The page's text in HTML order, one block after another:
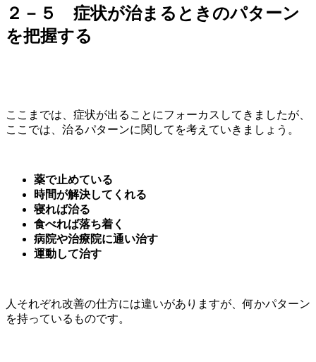
２－５ 症状が治まるときのパターン
を把握する
ここまでは、症状が出ることにフォーカスしてきましたが、
ここでは、治るパターンに関してを考えていきましょう。
薬で止めている
時間が解決してくれる
寝れば治る
食べれば落ち着く
病院や治療院に通い治す
運動して治す
人それぞれ改善の仕方には違いがありますが、何かパターン
を持っているものです。